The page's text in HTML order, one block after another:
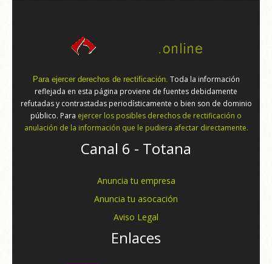
Para ejercer derechos de rectificación. Toda la información
reflejada en esta página proviene de fuentes debidamente
refutadas y contrastadas periodísticamente o bien son de dominio
público. Para ejercer los posibles derechos de rectificación o
anulación de la información que le pudiera afectar directamente.
Canal 6 - Totana
Anuncia tu empresa
Anuncia tu asocación
Aviso Legal
Enlaces